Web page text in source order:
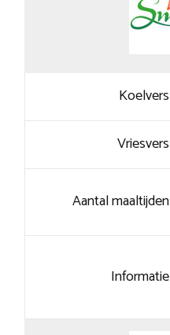
Koelvers
Vriesvers
Aantal maaltijden
Informatie